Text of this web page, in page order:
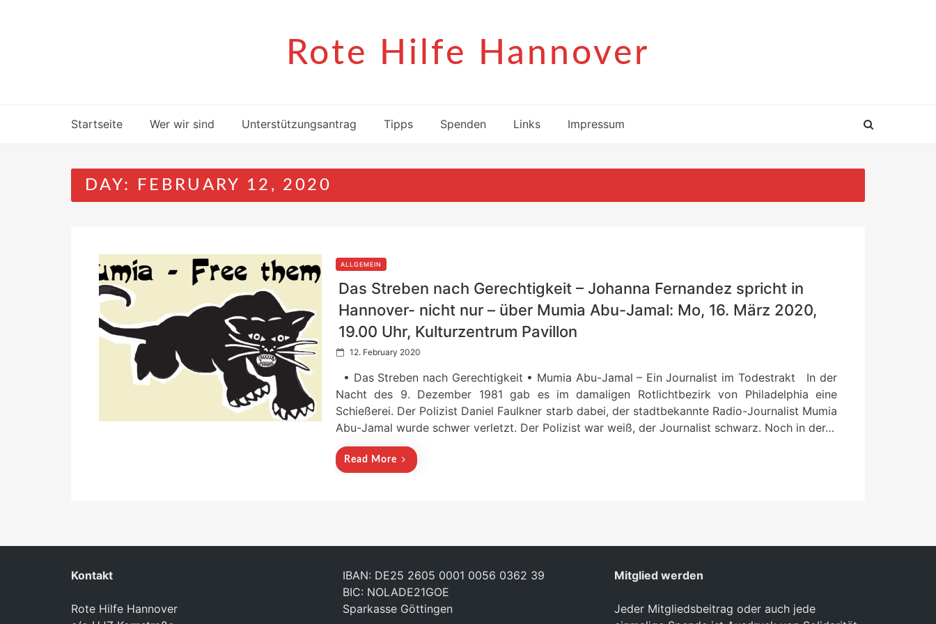
Rote Hilfe Hannover
Startseite Wer wir sind Unterstützungsantrag Tipps Spenden Links Impressum
DAY: FEBRUARY 12, 2020
ALLGEMEIN
Das Streben nach Gerechtigkeit – Johanna Fernandez spricht in
Hannover- nicht nur – über Mumia Abu-Jamal: Mo, 16. März 2020,
19.00 Uhr, Kulturzentrum Pavillon
P
s
e
d
o
12. February 2020
• Das Streben nach Gerechtigkeit • Mumia Abu-Jamal – Ein Journalist im Todestrakt In der
Nacht des 9. Dezember 1981 gab es im damaligen Rotlichtbezirk von Philadelphia eine
Schießerei. Der Polizist Daniel Faulkner starb dabei, der stadtbekannte Radio-Journalist Mumia
Abu-Jamal wurde schwer verletzt. Der Polizist war weiß, der Journalist schwarz. Noch in der…
Read More
Kontakt
Rote Hilfe Hannover
IBAN: DE25 2605 0001 0056 0362 39
BIC: NOLADE21GOE
Sparkasse Göttingen
Mitglied werden
Jeder Mitgliedsbeitrag oder auch jede